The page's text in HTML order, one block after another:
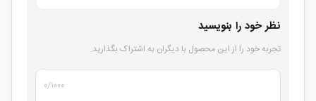
نظر خود را بنویسید
تجربه خود را از این محصول با دیگران به اشتراک بگذارید.
۰/۱۰۰۰